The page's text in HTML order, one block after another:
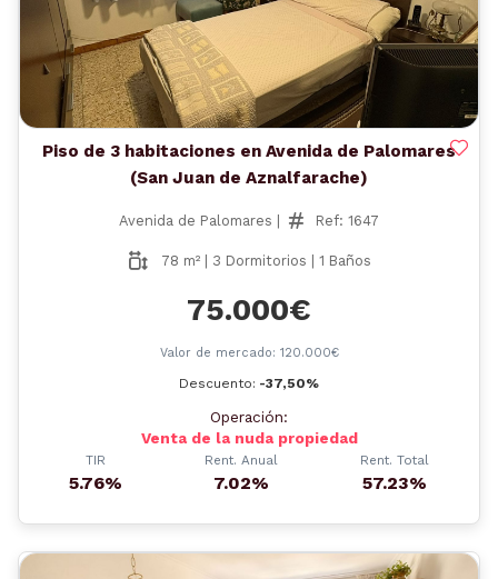
Piso de 3 habitaciones en Avenida de Palomares
(San Juan de Aznalfarache)
Avenida de Palomares | Ref: 1647
78 m² | 3 Dormitorios | 1 Baños
75.000€
Valor de mercado: 120.000€
Descuento: -37,50%
Operación:
Venta de la nuda propiedad
TIR
5.76%
Rent. Anual
7.02%
Rent. Total
57.23%